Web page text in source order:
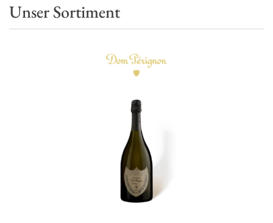
Unser Sortiment